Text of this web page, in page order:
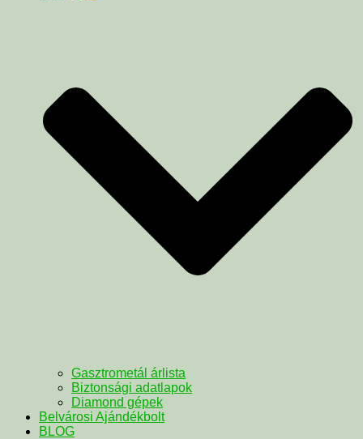
Gasztrometál árlista
Biztonsági adatlapok
Diamond gépek
Belvárosi Ajándékbolt
BLOG